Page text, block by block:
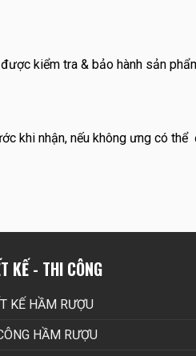
kiểm tra & bảo hành sản
khi nhận, nếu không ưng có
KẾ - THI CÔNG
KẾ HẦM RƯỢU
HẦM RƯỢU